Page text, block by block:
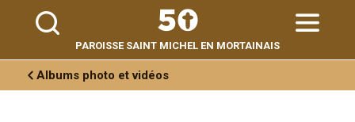
personnels
PAROISSE SAINT MICHEL EN MORTAINAIS
Albums photo et vidéos